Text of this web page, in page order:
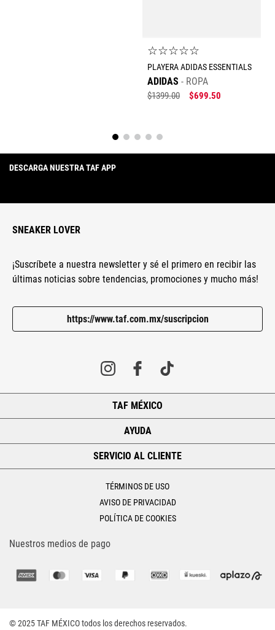
☆☆☆☆☆
PLAYERA ADIDAS ESSENTIALS
ADIDAS ROPA
$1399.00 $699.50
DESCARGA NUESTRA TAF APP
SNEAKER LOVER
¡Suscríbete a nuestra newsletter y sé el primero en recibir las
últimas noticias sobre tendencias, promociones y mucho más!
https://www.taf.com.mx/suscripcion
TAF MÉXICO
AYUDA
SERVICIO AL CLIENTE
TÉRMINOS DE USO
AVISO DE PRIVACIDAD
POLÍTICA DE COOKIES
Nuestros medios de pago
© 2025 TAF MÉXICO todos los derechos reservados.